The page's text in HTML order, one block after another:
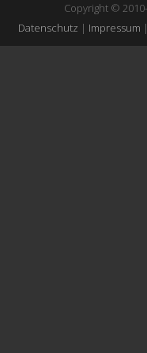
Copyright ©
Datenschutz | Impressum |